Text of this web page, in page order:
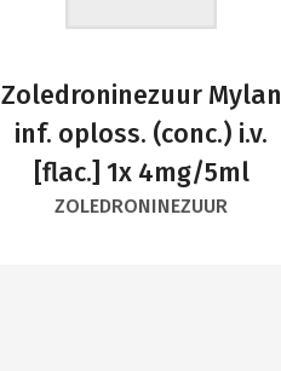
Zoledroninezuur Mylan
inf. oploss. (conc.) i.v.
[flac.] 1x 4mg/5ml
ZOLEDRONINEZUUR